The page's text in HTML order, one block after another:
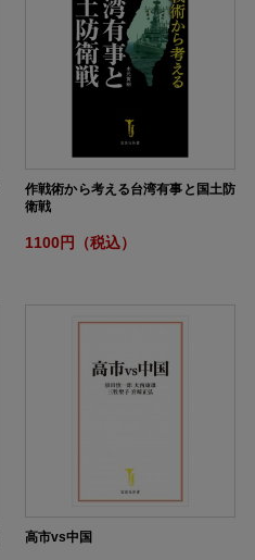
作戦術から考える台湾有事と国土防
衛戦
1100円（税込）
高市vs中国